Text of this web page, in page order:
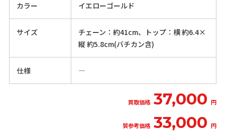
カラー イエローゴールド
サイズ
チェーン：約41cm、トップ：横 約6.4×
縦 約5.8cm(バチカン含)
仕様 ―
買取価格 37,000 円
質参考価格 33,000 円